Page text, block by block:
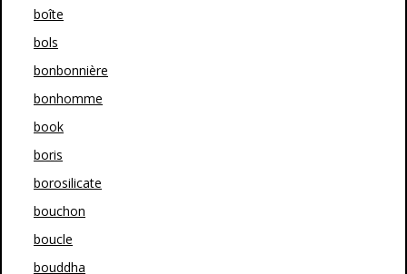
boîte
bols
bonbonnière
bonhomme
book
boris
borosilicate
bouchon
boucle
bouddha